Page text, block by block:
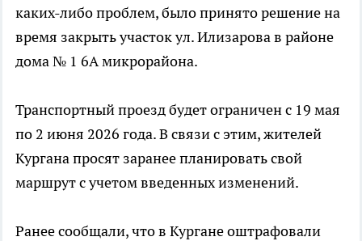
каких-либо проблем, было принято решение на
время закрыть участок ул. Илизарова в районе
дома № 1 6А микрорайона.
Транспортный проезд будет ограничен с 19 мая
по 2 июня 2026 года. В связи с этим, жителей
Кургана просят заранее планировать свой
маршрут с учетом введенных изменений.
Ранее сообщали, что в Кургане оштрафовали